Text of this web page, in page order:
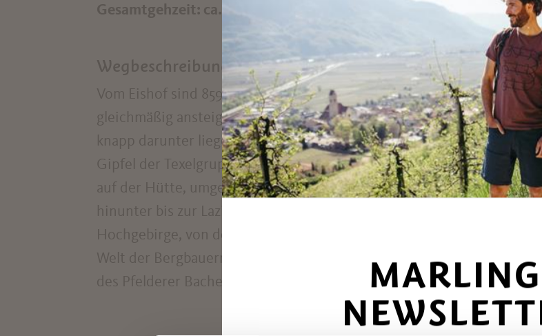
Gesamtgehzeit: ca. 6–7 Std.
Wegbeschreibung
Vom Eishof sind 859 m Aufstieg zu bewältigen, das sind gute 3
gleichmäßig ansteigenden Militärweg erreichen wir das Eisjöchl
knapp darunter liegende Stettiner Hütte (2.875 m). Majestätisch
Gipfel der Texelgruppe. Die Hohe Weiße (3.278 m) ist greifbar nahe.
auf der Hütte, umgeben von den Dreitausendern der Texelgruppe,
hinunter bis zur Lazinser Alm (1.860 m). Hier heißt es Abschied
Hochgebirge, von den Bergblumen und Almwirtschaften, denn es
Welt der Bergbauern. Vom Lazinser Hof (1.782 m) führt der Weg auf
des Pfelderer Baches nach Pfelders (1.624 m).